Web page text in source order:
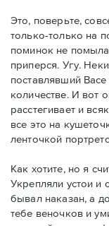
Это, поверьте,
только-только на
поминок не
приперся. Угу.
поставлявший
количестве. И вот
расстегивает и
все это на
ленточкой
Как хотите, но я
Укрепляли устои и
бывал наказан, а
тебе веночков и